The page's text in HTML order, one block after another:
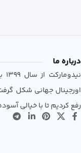
درباره ما
اورجینال جهانی شکل
رفع کردیم تا با خیالی